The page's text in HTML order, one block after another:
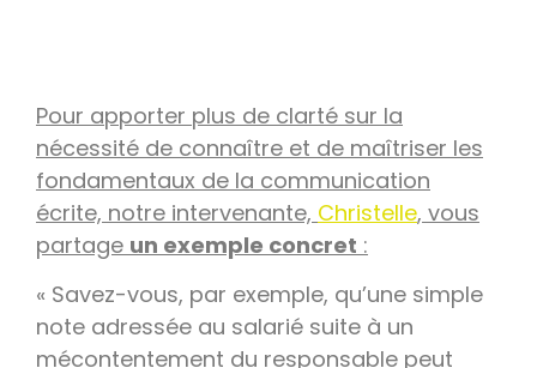
Pour apporter plus de clarté sur la
nécessité de connaître et de maîtriser les
fondamentaux de la communication
écrite, notre intervenante, Christelle, vous
partage un exemple concret :
« Savez-vous, par exemple, qu’une simple
note adressée au salarié suite à un
mécontentement du responsable peut